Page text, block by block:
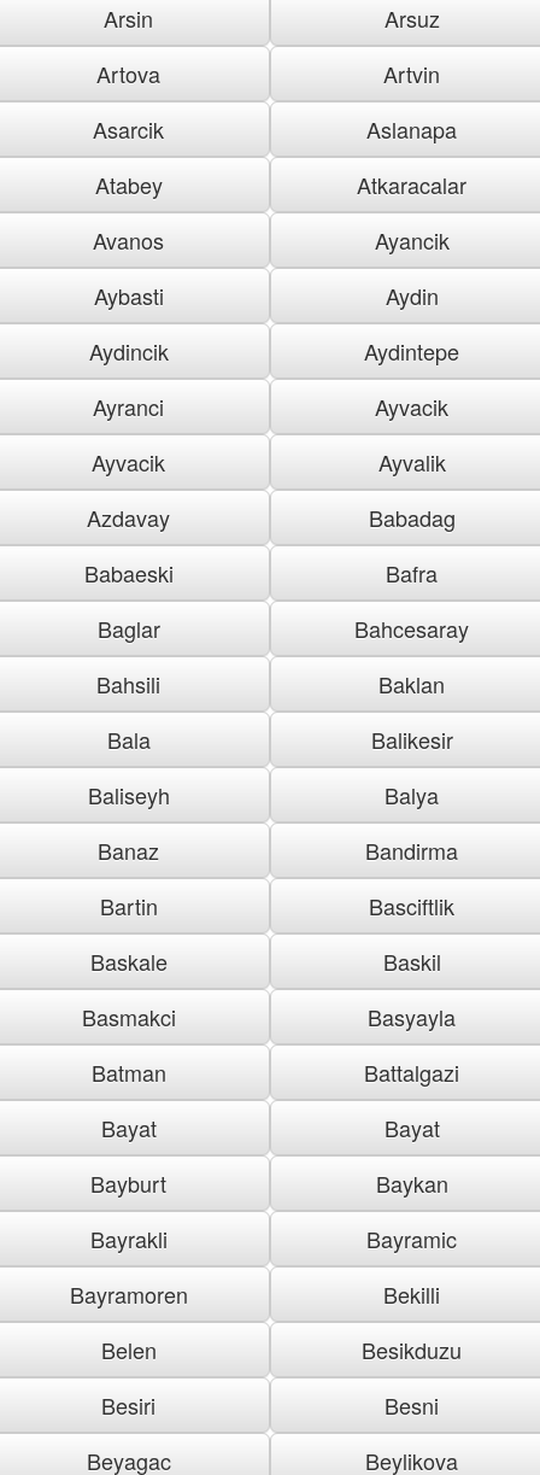
Arsin
Arsuz
Artova
Artvin
Asarcik
Aslanapa
Atabey
Atkaracalar
Avanos
Ayancik
Aybasti
Aydin
Aydincik
Aydintepe
Ayranci
Ayvacik
Ayvacik
Ayvalik
Azdavay
Babadag
Babaeski
Bafra
Baglar
Bahcesaray
Bahsili
Baklan
Bala
Balikesir
Baliseyh
Balya
Banaz
Bandirma
Bartin
Basciftlik
Baskale
Baskil
Basmakci
Basyayla
Batman
Battalgazi
Bayat
Bayat
Bayburt
Baykan
Bayrakli
Bayramic
Bayramoren
Bekilli
Belen
Besikduzu
Besiri
Besni
Beyagac
Beylikova